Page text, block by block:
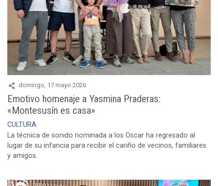
domingo, 17 mayo 2026
Emotivo homenaje a Yasmina Praderas:
«Montesusín es casa»
CULTURA
La técnica de sonido nominada a los Oscar ha regresado al
lugar de su infancia para recibir el cariño de vecinos, familiares
y amigos.